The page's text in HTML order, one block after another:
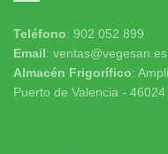
Teléfono: 902 052 899
Email: ventas@vegesan.es
Almacén Frigorífico:
Puerto de Valencia -